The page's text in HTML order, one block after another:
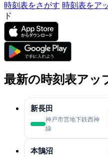
時刻表をさがす 時刻表をア
ド
最新の時刻表アッ
新長田
神戸市営地下鉄西神
線
本鵠沼